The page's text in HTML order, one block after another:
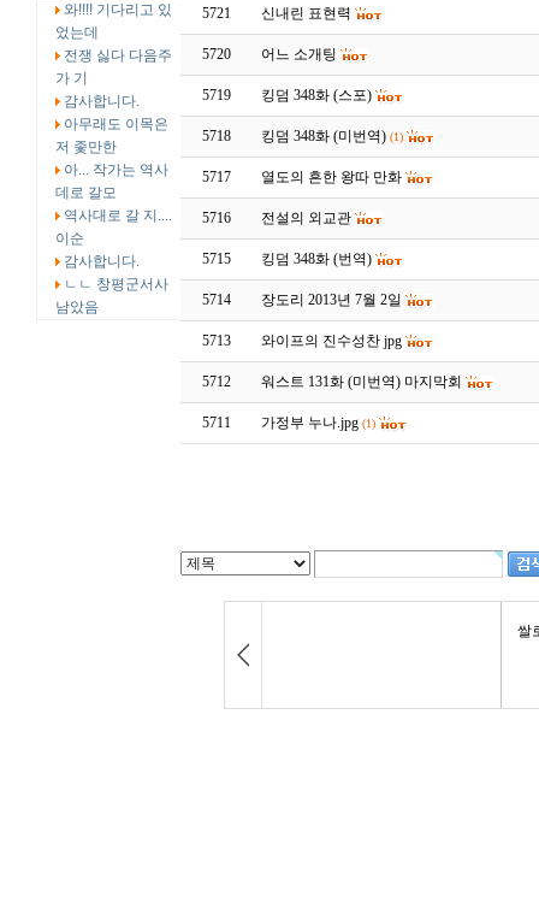
와!!!! 기다리고 있
었는데
전쟁 싫다 다음주
가 기
감사합니다.
아무래도 이목은
저 좇만한
아... 작가는 역사
데로 갈모
역사대로 갈 지....
이순
감사합니다.
ㄴㄴ 창평군서사
남았음
5721 신내린 표현력
5720 어느 소개팅
5719 킹덤 348화 (스포)
5718 킹덤 348화 (미번역) (1)
5717 열도의 흔한 왕따 만화
5716 전설의 외교관
5715 킹덤 348화 (번역)
5714 장도리 2013년 7월 2일
5713 와이프의 진수성찬 jpg
5712 워스트 131화 (미번역) 마지막회
5711 가정부 누나.jpg (1)